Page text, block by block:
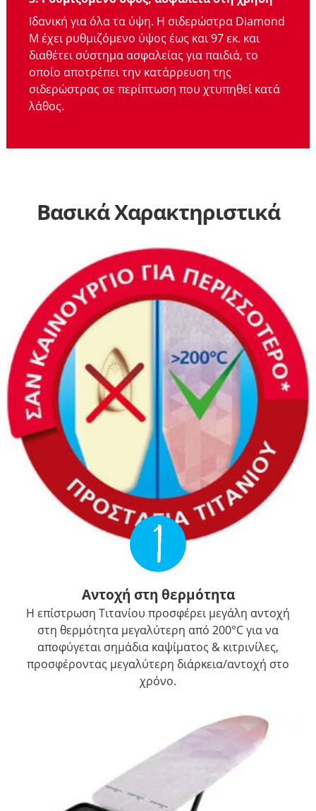
Ιδανική για όλα τα ύψη. Η σιδερώστρα Diamond
Μ έχει ρυθμιζόμενο ύψος έως και 97 εκ. και
διαθέτει σύστημα ασφαλείας για παιδιά, το
οποίο αποτρέπει την κατάρρευση της
σιδερώστρας σε περίπτωση που χτυπηθεί κατά
λάθος.
Βασικά Χαρακτηριστικά
1
Αντοχή στη θερμότητα
Η επίστρωση Τιτανίου προσφέρει μεγάλη αντοχή
στη θερμότητα μεγαλύτερη από 200°C για να
αποφύγεται σημάδια καψίματος & κιτρινίλες,
προσφέροντας μεγαλύτερη διάρκεια/αντοχή στο
χρόνο.